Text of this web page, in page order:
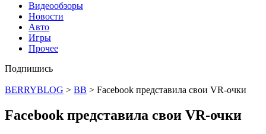
Видеообзоры
Новости
Авто
Игры
Прочее
Подпишись
BERRYBLOG > BB > Facebook представила свои VR-очки
Facebook представила свои VR-очки